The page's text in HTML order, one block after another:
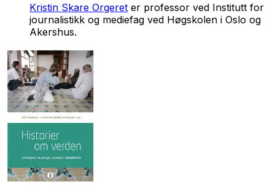
Kristin Skare Orgeret er professor ved Institutt for
journalistikk og mediefag ved Høgskolen i Oslo og
Akershus.